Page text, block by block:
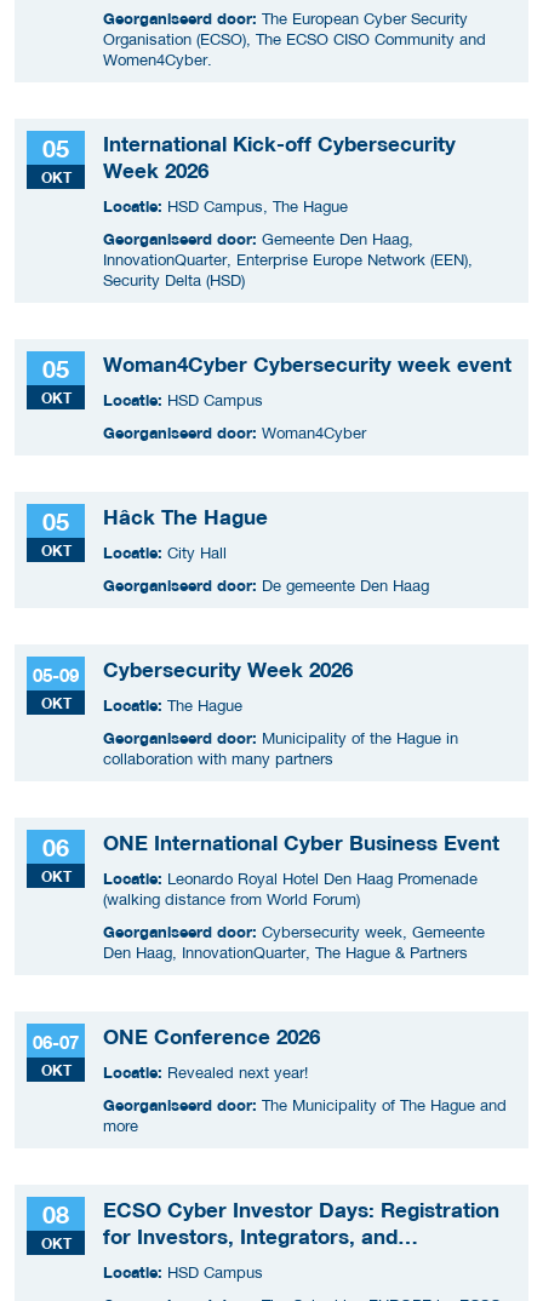
Georganiseerd door: The European Cyber Security
Organisation (ECSO), The ECSO CISO Community and
Women4Cyber.
05
OKT
International Kick-off Cybersecurity
Week 2026
Locatie: HSD Campus, The Hague
Georganiseerd door: Gemeente Den Haag,
InnovationQuarter, Enterprise Europe Network (EEN),
Security Delta (HSD)
05
OKT
Woman4Cyber Cybersecurity week event
Locatie: HSD Campus
Georganiseerd door: Woman4Cyber
05
OKT
Hâck The Hague
Locatie: City Hall
Georganiseerd door: De gemeente Den Haag
05-09
OKT
Cybersecurity Week 2026
Locatie: The Hague
Georganiseerd door: Municipality of the Hague in
collaboration with many partners
06
OKT
ONE International Cyber Business Event
Locatie: Leonardo Royal Hotel Den Haag Promenade
(walking distance from World Forum)
Georganiseerd door: Cybersecurity week, Gemeente
Den Haag, InnovationQuarter, The Hague & Partners
06-07
OKT
ONE Conference 2026
Locatie: Revealed next year!
Georganiseerd door: The Municipality of The Hague and
more
08
OKT
ECSO Cyber Investor Days: Registration
for Investors, Integrators, and
Cybersecurity Enthusiasts 2026
Locatie: HSD Campus